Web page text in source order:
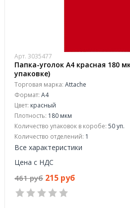
Арт. 3035477
Папка-уголок A4 красная 180
упаковке)
Торговая марка: Attache
Формат: A4
Цвет: красный
Плотность: 180 мкм
Количество упаковок в коробе: 50 уп.
Количество отделений: 1
Все характеристики
Цена с НДС
461 руб 215 руб